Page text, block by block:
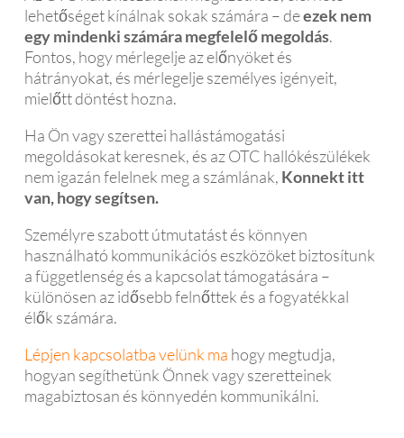
lehetőséget kínálnak sokak számára – deezek nem
egy mindenki számára megfelelő megoldás.
Fontos, hogy mérlegelje az előnyöket és
hátrányokat, és mérlegelje személyes igényeit,
mielőtt döntést hozna.
Ha Ön vagy szerettei hallástámogatási
megoldásokat keresnek, és az OTC hallókészülékek
nem igazán felelnek meg a számlának, Konnekt itt
van, hogy segítsen.
Személyre szabott útmutatást és könnyen
használható kommunikációs eszközöket biztosítunk
a függetlenség és a kapcsolat támogatására –
különösen az idősebb felnőttek és a fogyatékkal
élők számára.
Lépjen kapcsolatba velünk ma hogy megtudja,
hogyan segíthetünk Önnek vagy szeretteinek
magabiztosan és könnyedén kommunikálni.